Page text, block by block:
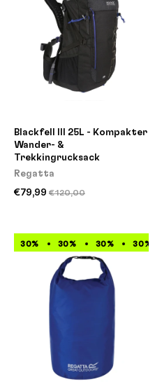
Blackfell III 25L - Kompakter
Wander- &
Trekkingrucksack
Regatta
€79,99 €120,00
30% 30% 30% 30%